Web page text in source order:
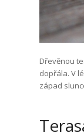
Dřevěnou
dopřála. V
západ